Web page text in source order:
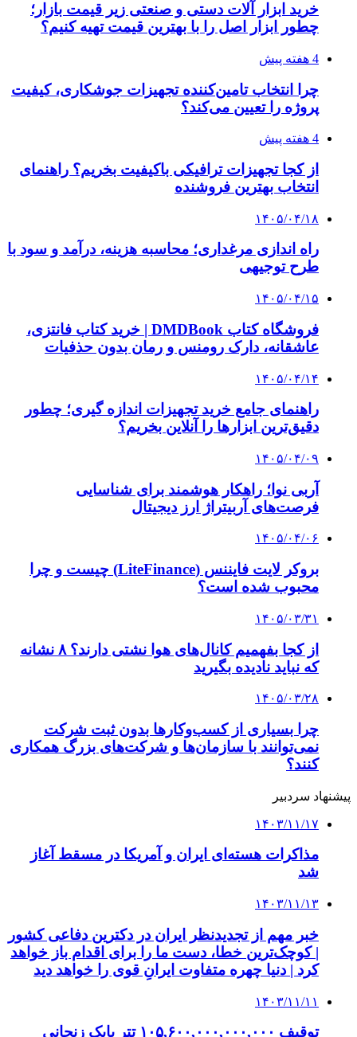
خرید ابزار آلات دستی و صنعتی زیر قیمت بازار؛
چطور ابزار اصل را با بهترین قیمت تهیه کنیم؟
4 هفته پیش
چرا انتخاب تامین‌کننده تجهیزات جوشکاری، کیفیت
پروژه را تعیین می‌کند؟
4 هفته پیش
از کجا تجهیزات ترافیکی باکیفیت بخریم؟ راهنمای
انتخاب بهترین فروشنده
۱۴۰۵/۰۴/۱۸
راه اندازی مرغداری؛ محاسبه هزینه، درآمد و سود با
طرح توجیهی
۱۴۰۵/۰۴/۱۵
فروشگاه کتاب DMDBook | خرید کتاب فانتزی،
عاشقانه، دارک رومنس و رمان بدون حذفیات
۱۴۰۵/۰۴/۱۴
راهنمای جامع خرید تجهیزات اندازه گیری؛ چطور
دقیق‌ترین ابزارها را آنلاین بخریم؟
۱۴۰۵/۰۴/۰۹
آربی نوا؛ راهکار هوشمند برای شناسایی
فرصت‌های آربیتراژ ارز دیجیتال
۱۴۰۵/۰۴/۰۶
بروکر لایت فایننس (LiteFinance) چیست و چرا
محبوب شده است؟
۱۴۰۵/۰۳/۳۱
از کجا بفهمیم کانال‌های هوا نشتی دارند؟ ۸ نشانه
که نباید نادیده بگیرید
۱۴۰۵/۰۳/۲۸
چرا بسیاری از کسب‌وکارها بدون ثبت شرکت
نمی‌توانند با سازمان‌ها و شرکت‌های بزرگ همکاری
کنند؟
پیشنهاد سردبیر
۱۴۰۳/۱۱/۱۷
مذاکرات هسته‌ای ایران و آمریکا در مسقط آغاز
شد
۱۴۰۳/۱۱/۱۳
خبر مهم از تجدیدنظر ایران در دکترین دفاعی کشور
| کوچک‌ترین خطا، دست ما را برای اقدام باز خواهد
کرد | دنیا چهره متفاوت ایرانِ قوی را خواهد دید
۱۴۰۳/۱۱/۱۱
توقیف ۱۰۵,۶۰۰,۰۰۰,۰۰۰,۰۰۰ تتر بابک زنجانی